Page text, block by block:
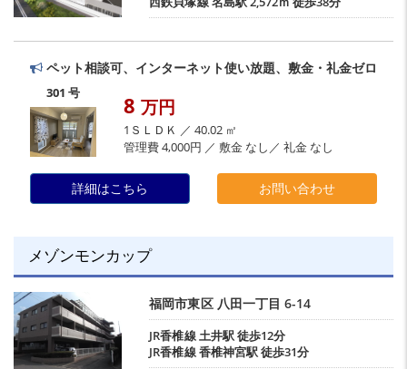
ペット相談可、インターネット使い放題、敷金・礼金ゼロ
301 号 8 万円
1ＳＬＤＫ ／ 40.02 ㎡
管理費 4,000円 ／ 敷金 なし／ 礼金 なし
詳細はこちら お問い合わせ
メゾンモンカップ
福岡市東区 八田一丁目 6-14
JR香椎線土井駅徒歩12分
JR香椎線香椎神宮駅徒歩31分